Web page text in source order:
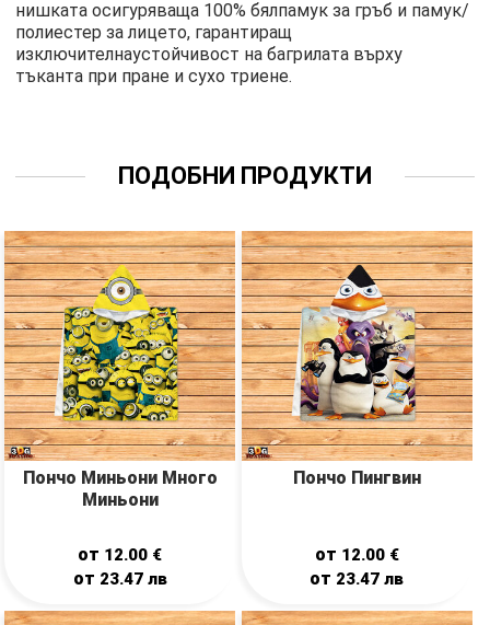
нишката осигуряваща 100% бялпамук за гръб и памук/
полиестер за лицето, гарантиращ
изключителнаустойчивост на багрилата върху
тъканта при пране и сухо триене.
ПОДОБНИ ПРОДУКТИ
Пончо Миньони Много
Миньони
от 12.00 €
от 23.47 лв
Пончо Пингвин
от 12.00 €
от 23.47лв